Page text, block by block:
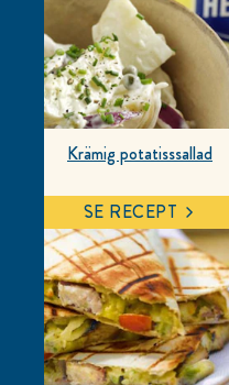
Krämig potatisssallad
SE RECEPT